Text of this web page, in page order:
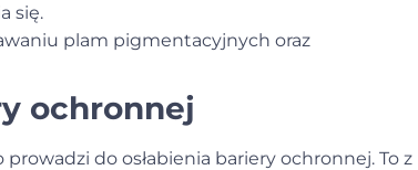
się.
plam pigmentacyjnych oraz
ochronnej
do osłabienia bariery ochronnej. To z